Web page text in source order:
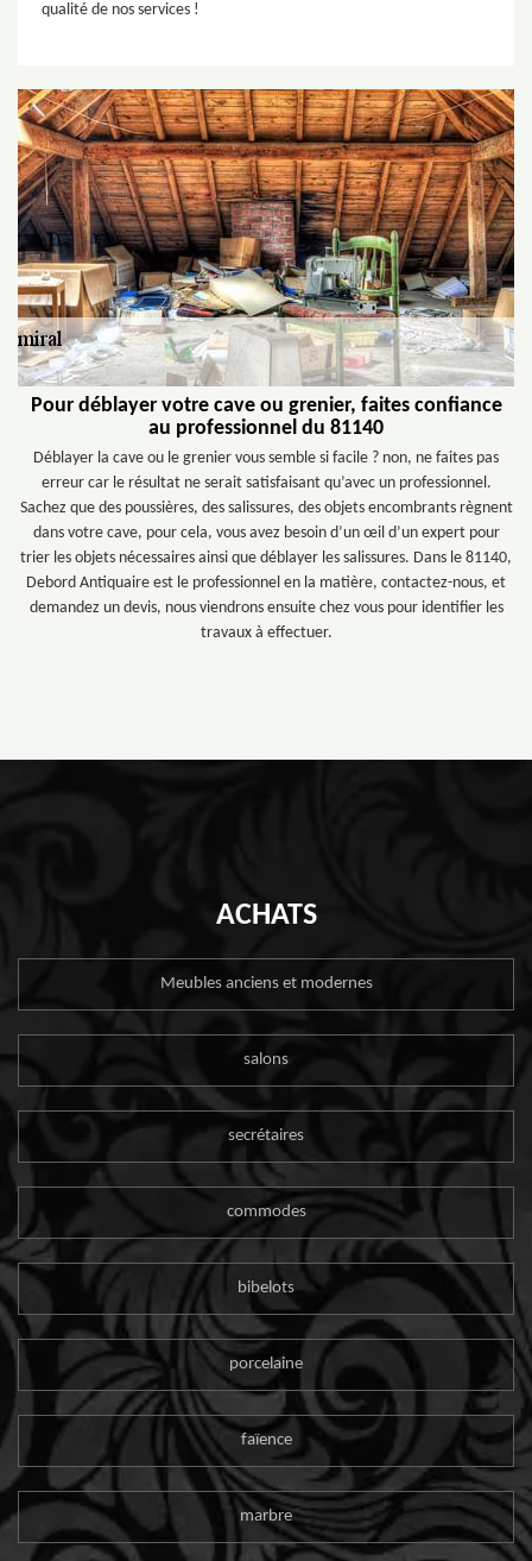
qualité de nos services !
Pour déblayer votre cave ou grenier, faites confiance
au professionnel du 81140
Déblayer la cave ou le grenier vous semble si facile ? non, ne faites pas
erreur car le résultat ne serait satisfaisant qu’avec un professionnel.
Sachez que des poussières, des salissures, des objets encombrants règnent
dans votre cave, pour cela, vous avez besoin d’un œil d’un expert pour
trier les objets nécessaires ainsi que déblayer les salissures. Dans le 81140,
Debord Antiquaire est le professionnel en la matière, contactez-nous, et
demandez un devis, nous viendrons ensuite chez vous pour identifier les
travaux à effectuer.
ACHATS
Meubles anciens et modernes
salons
secrétaires
commodes
bibelots
porcelaine
faïence
marbre